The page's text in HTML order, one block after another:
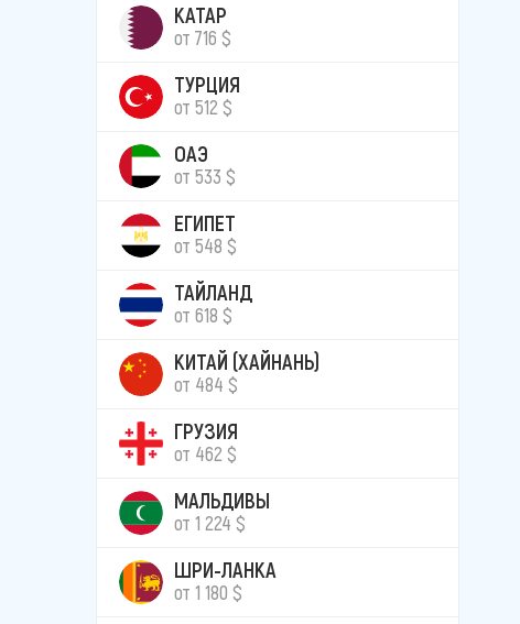
КАТАР
от 716 $
ТУРЦИЯ
от 512 $
ОАЭ
от 533 $
ЕГИПЕТ
от 548 $
ТАЙЛАНД
от 618 $
КИТАЙ (ХАЙНАНЬ)
от 484 $
ГРУЗИЯ
от 462 $
МАЛЬДИВЫ
от 1 224 $
ШРИ-ЛАНКА
от 1 180 $